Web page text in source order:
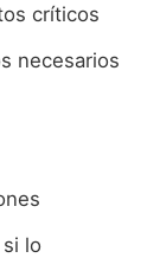
críticos
necesarios
lo